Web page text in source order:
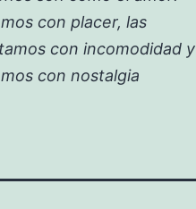
con placer, las
con incomodidad y
con nostalgia